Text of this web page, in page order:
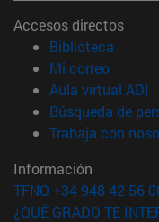
Accesos directos
Biblioteca
Mi correo(abre
Aula virtual ADI
Búsqueda de
Trabaja con
Información
TFNO +34 948 42 56
¿QUÉ GRADO TE